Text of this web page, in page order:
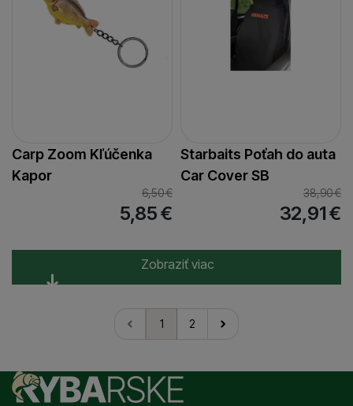
Carp Zoom Kľúčenka
Kapor
6,50€
5,85€
Starbaits Poťah do auta
Car Cover SB
38,90€
32,91€
Zobraziť viac
1 2
nasledujúci